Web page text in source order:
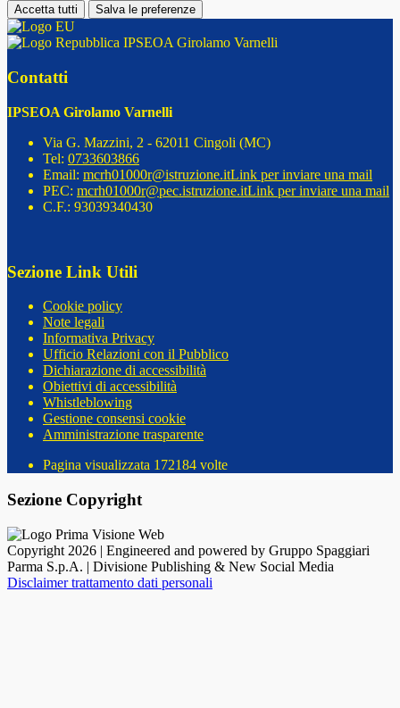
Accetta tutti Salva le preferenze
IPSEOA Girolamo Varnelli
Contatti
IPSEOA Girolamo Varnelli
Via G. Mazzini, 2 - 62011 Cingoli (MC)
Tel: 0733603866
Email: mcrh01000r@istruzione.itLink per inviare una mail
PEC: mcrh01000r@pec.istruzione.itLink per inviare una mail
C.F.: 93039340430
Sezione Link Utili
Cookie policy
Note legali
Informativa Privacy
Ufficio Relazioni con il Pubblico
Dichiarazione di accessibilità
Obiettivi di accessibilità
Whistleblowing
Gestione consensi cookie
Amministrazione trasparente
Pagina visualizzata 172184 volte
Sezione Copyright
Copyright 2026 | Engineered and powered by Gruppo Spaggiari
Parma S.p.A. | Divisione Publishing & New Social Media
Disclaimer trattamento dati personali